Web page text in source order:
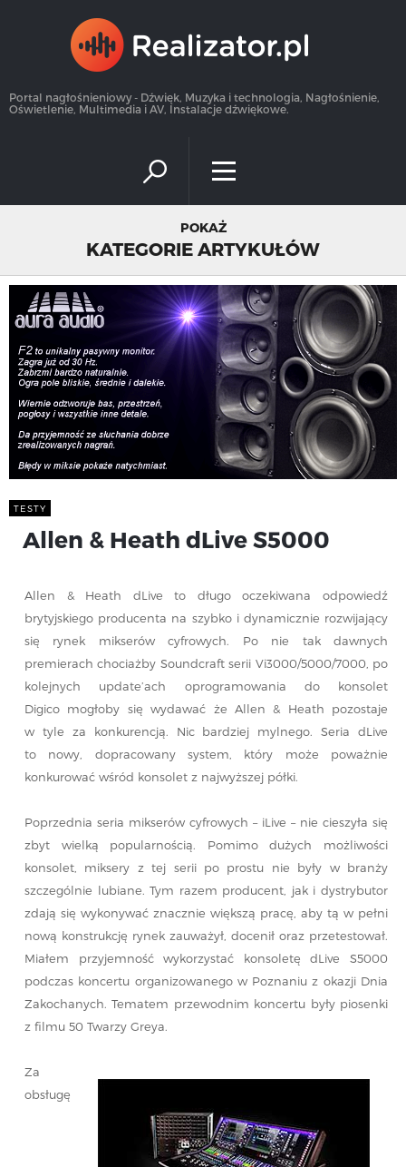
Portal nagłośnieniowy - Dźwięk, Muzyka i technologia, Nagłośnienie,
Oświetlenie, Multimedia i AV, Instalacje dźwiękowe.
POKAŻ
KATEGORIE ARTYKUŁÓW
TESTY
Allen & Heath dLive S5000
Allen & Heath dLive to długo oczekiwana odpowiedź
brytyjskiego producenta na szybko i dynamicznie rozwijający
się rynek mikserów cyfrowych. Po nie tak dawnych
premierach chociażby Soundcraft serii Vi3000/5000/7000, po
kolejnych update’ach oprogramowania do konsolet
Digico mogłoby się wydawać że Allen & Heath pozostaje
w tyle za konkurencją. Nic bardziej mylnego. Seria dLive
to nowy, dopracowany system, który może poważnie
konkurować wśród konsolet z najwyższej półki.
Poprzednia seria mikserów cyfrowych – iLive – nie cieszyła się
zbyt wielką popularnością. Pomimo dużych możliwości
konsolet, miksery z tej serii po prostu nie były w branży
szczególnie lubiane. Tym razem producent, jak i dystrybutor
zdają się wykonywać znacznie większą pracę, aby tą w pełni
nową konstrukcję rynek zauważył, docenił oraz przetestował.
Miałem przyjemność wykorzystać konsoletę dLive S5000
podczas koncertu organizowanego w Poznaniu z okazji Dnia
Zakochanych. Tematem przewodnim koncertu były piosenki
z filmu 50 Twarzy Greya.
Za
obsługę